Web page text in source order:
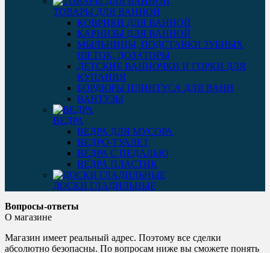
ТОВАРЫ ДЛЯ ВАННОЙ
КОВРИКИ ДЛЯ ВАННОЙ
КАРНИЗЫ ДЛЯ ВАННОЙ
МЫЛЬНИЦЫ, ПОДСТАВКИ ЗУБНЫХ
ЩЕТОК, ДОЗАТОРЫ
ДЕТСКИЕ ВАННОЧКИ И ГОРКИ ДЛЯ
КУПАНИЯ
БОРДЮРЫ ПЛИНТУСА ДЛЯ ВАНН
ВАНТУЗЫ
ВЕДРА
ВЕДРА ДЛЯ МУСОРА
ВЕДРО-ТУАЛЕТ
ВЕДРА С ПЕДАЛЬЮ
ВЕДРА ПЛАСТИК
ДОСКИ ГЛАДИЛЬНЫЕ
Вопросы-ответы
О магазине
Магазин имеет реальный адрес. Поэтому все сделки
абсолютно безопасны. По вопросам ниже вы сможете понять